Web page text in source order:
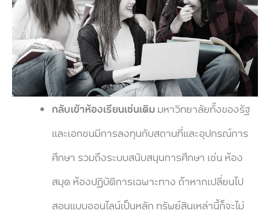
กลับเข้าห้องเรียนเช่นเดิม มหาวิทยาลัยทั้งของรัฐ
และเอกชนมีการลงทุนกับสถานที่และอุปกรณ์การ
ศึกษา รวมถึงระบบสนับสนุนการศึกษา เช่น ห้อง
สมุด ห้องปฏิบัติการเฉพาะทาง ถ้าหากเปลี่ยนไป
สอนแบบออนไลน์เป็นหลัก ทรัพย์สินเหล่านี้ก็จะไม่